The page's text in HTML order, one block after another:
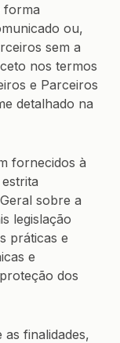
forma
ou,
sem a
nos termos
e Parceiros
detalhado na
fornecidos à
sobre a
legislação
práticas e
e
dos
finalidades,